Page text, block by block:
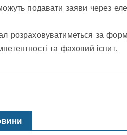
подавати заяви через
розраховуватиметься за
та фаховий іспит.